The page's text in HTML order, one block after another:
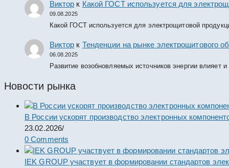
Виктор к Какой ГОСТ используется для
09.08.2025
Какой ГОСТ используется для электрощитовой
Виктор к Тенденции на рынке электрощитового
06.08.2025
Развитие возобновляемых источников энергии влияет
Новости рынка
В России ускорят производство электронных
23.02.2026/
0 Comments
IEK GROUP участвует в формировании стандартов